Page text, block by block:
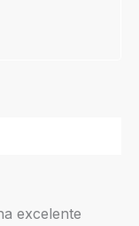
excelente